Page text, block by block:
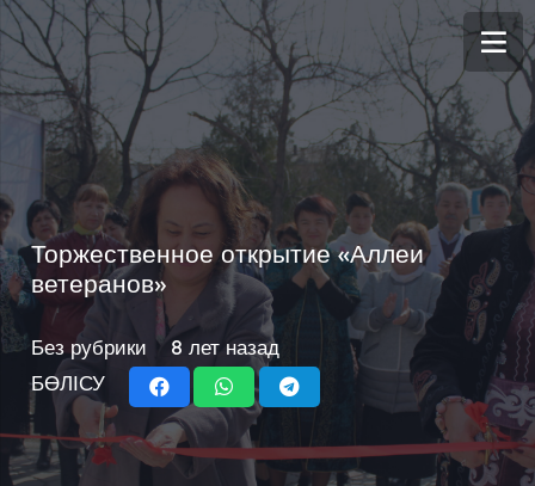
Торжественное открытие «Аллеи
ветеранов»
Без рубрики
8 лет назад
БӨЛІСУ